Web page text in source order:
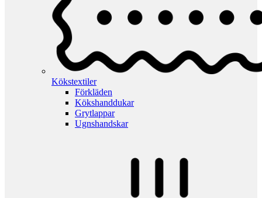
Kökstextiler
Förkläden
Kökshanddukar
Grytlappar
Ugnshandskar